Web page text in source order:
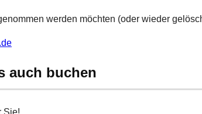
werden möchten (oder wieder
auch buchen